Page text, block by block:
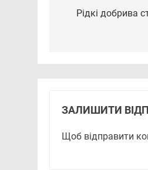
записів
Рідкі добрива
ЗАЛИШИТИ
Щоб відправити